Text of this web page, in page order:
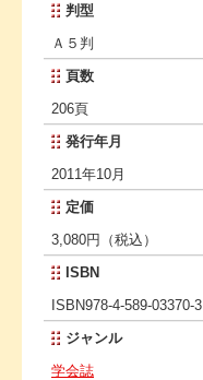
判型
Ａ５判
頁数
206頁
発行年月
2011年10月
定価
3,080円（税込）
ISBN
ISBN978-4-589-03370-3
ジャンル
学会誌